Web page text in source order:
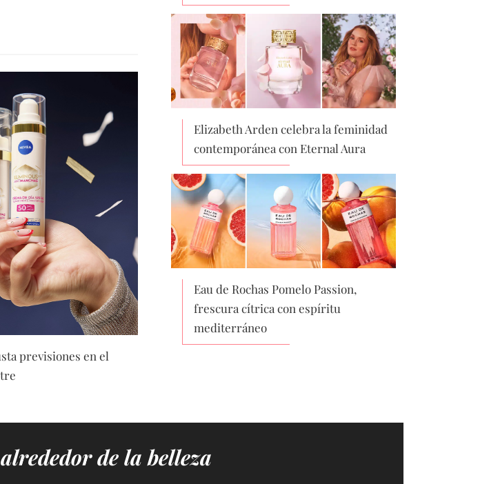
previsiones en el
Elizabeth Arden celebra la feminidad
contemporánea con Eternal Aura
Eau de Rochas Pomelo Passion,
frescura cítrica con espíritu
mediterráneo
de la belleza